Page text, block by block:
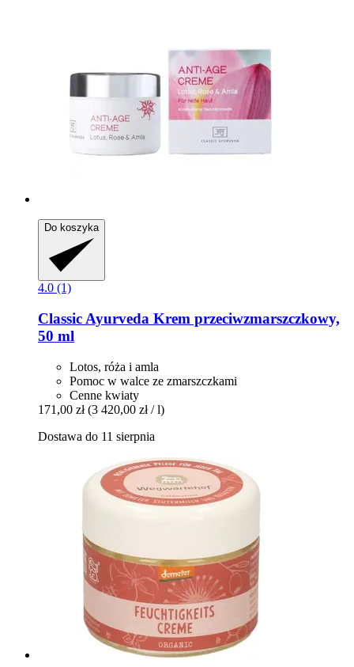
Do koszyka
4.0 (1)
Classic Ayurveda Krem przeciwzmarszczkowy,
50 ml
Lotos, róża i amla
Pomoc w walce ze zmarszczkami
Cenne kwiaty
171,00 zł (3 420,00 zł / l)
Dostawa do 11 sierpnia